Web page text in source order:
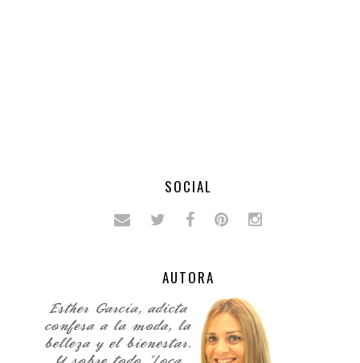
SOCIAL
AUTORA